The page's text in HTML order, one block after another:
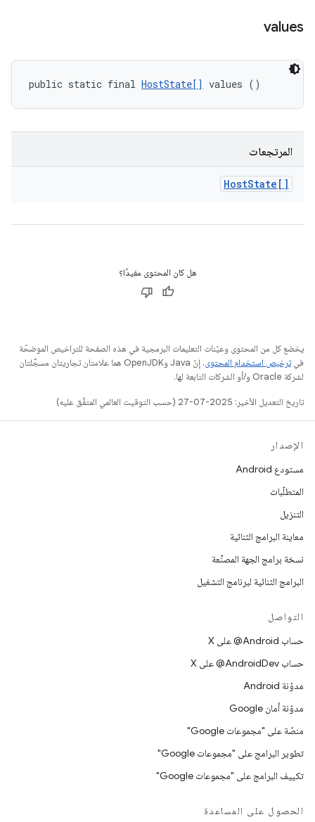
values
public static final HostState[] values ()
المرتجعات
HostState[]
هل كان المحتوى مفيدًا؟
يخضع كل من المحتوى وعيّنات التعليمات البرمجية في هذه الصفحة للتراخيص الموضحّة
فيترخيص استخدام المحتوى
. إنّ Java وOpenJDK هما علامتان تجاريتان مسجَّلتان
لشركة Oracle و/أو الشركات التابعة لها.
تاريخ التعديل الأخير: 2025-07-27 (حسب التوقيت العالمي المتفَّق عليه)
الإصدار
مستودع Android
المتطلّبات
التنزيل
معاينة البرامج الثنائية
نسخة برامج الجهة المصنِّعة
البرامج الثنائية لبرنامج التشغيل
التواصل
حساب ‎@Android على X
حساب ‎@AndroidDev على X
مدوّنة Android
مدوّنة أمان Google
منصّة على "مجموعات Google"
تطوير البرامج على "مجموعات Google"
تكييف البرامج على "مجموعات Google"
الحصول على المساعدة